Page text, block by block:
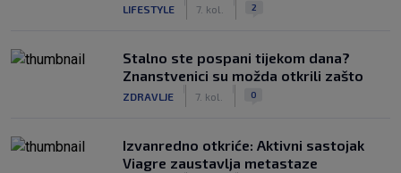
LIFESTYLE 7. kol. 2
Stalno ste pospani tijekom dana?
Znanstvenici su možda otkrili zašto
ZDRAVLJE 7. kol. 0
Izvanredno otkriće: Aktivni sastojak
Viagre zaustavlja metastaze